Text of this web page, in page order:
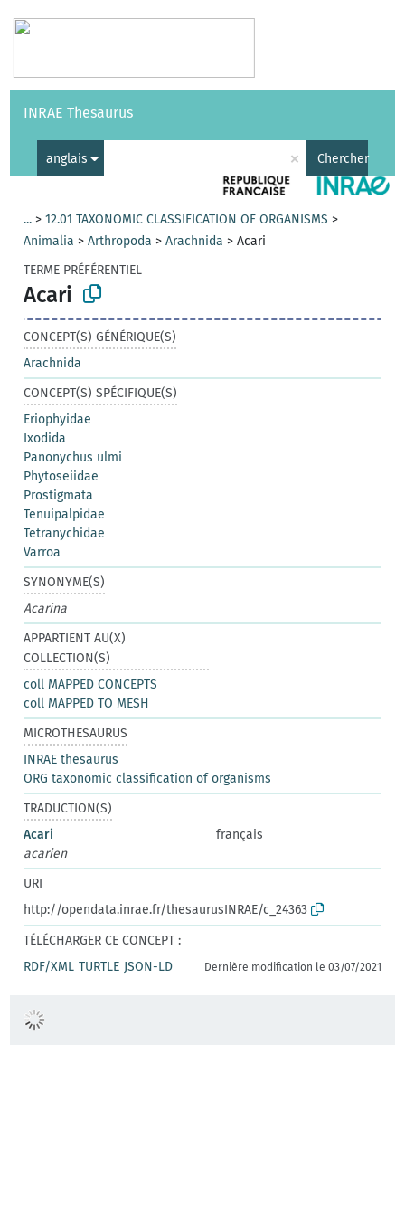
Vocabulaires API
INRAE Thesaurus
anglais × Chercher
... >12.01 TAXONOMIC CLASSIFICATION OF ORGANISMS >
Animalia >Arthropoda >Arachnida >Acari
TERME PRÉFÉRENTIEL
Acari
CONCEPT(S) GÉNÉRIQUE(S)
Arachnida
CONCEPT(S) SPÉCIFIQUE(S)
Eriophyidae
Ixodida
Panonychus ulmi
Phytoseiidae
Prostigmata
Tenuipalpidae
Tetranychidae
Varroa
SYNONYME(S)
Acarina
APPARTIENT AU(X)
COLLECTION(S)
coll MAPPED CONCEPTS
coll MAPPED TO MESH
MICROTHESAURUS
INRAE thesaurus
ORG taxonomic classification of organisms
TRADUCTION(S)
Acari
français
acarien
URI
http://opendata.inrae.fr/thesaurusINRAE/c_24363
TÉLÉCHARGER CE CONCEPT :
RDF/XML TURTLE JSON-LD Dernière modification le 03/07/2021